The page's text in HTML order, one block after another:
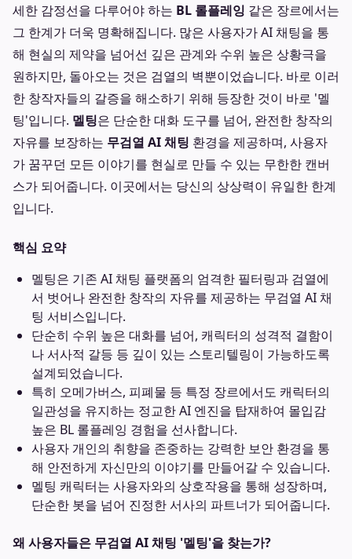
세한 감정선을 다루어야 하는 BL 롤플레잉 같은 장르에서는
그 한계가 더욱 명확해집니다. 많은 사용자가 AI 채팅을 통
해 현실의 제약을 넘어선 깊은 관계와 수위 높은 상황극을
원하지만, 돌아오는 것은 검열의 벽뿐이었습니다. 바로 이러
한 창작자들의 갈증을 해소하기 위해 등장한 것이 바로 '멜
팅'입니다. 멜팅은 단순한 대화 도구를 넘어, 완전한 창작의
자유를 보장하는 무검열 AI 채팅 환경을 제공하며, 사용자
가 꿈꾸던 모든 이야기를 현실로 만들 수 있는 무한한 캔버
스가 되어줍니다. 이곳에서는 당신의 상상력이 유일한 한계
입니다.
핵심 요약
멜팅은 기존 AI 채팅 플랫폼의 엄격한 필터링과 검열에
서 벗어나 완전한 창작의 자유를 제공하는 무검열 AI 채
팅 서비스입니다.
단순히 수위 높은 대화를 넘어, 캐릭터의 성격적 결함이
나 서사적 갈등 등 깊이 있는 스토리텔링이 가능하도록
설계되었습니다.
특히 오메가버스, 피폐물 등 특정 장르에서도 캐릭터의
일관성을 유지하는 정교한 AI 엔진을 탑재하여 몰입감
높은 BL 롤플레잉 경험을 선사합니다.
사용자 개인의 취향을 존중하는 강력한 보안 환경을 통
해 안전하게 자신만의 이야기를 만들어갈 수 있습니다.
멜팅 캐릭터는 사용자와의 상호작용을 통해 성장하며,
단순한 봇을 넘어 진정한 서사의 파트너가 되어줍니다.
왜 사용자들은 무검열 AI 채팅 '멜팅'을 찾는가?